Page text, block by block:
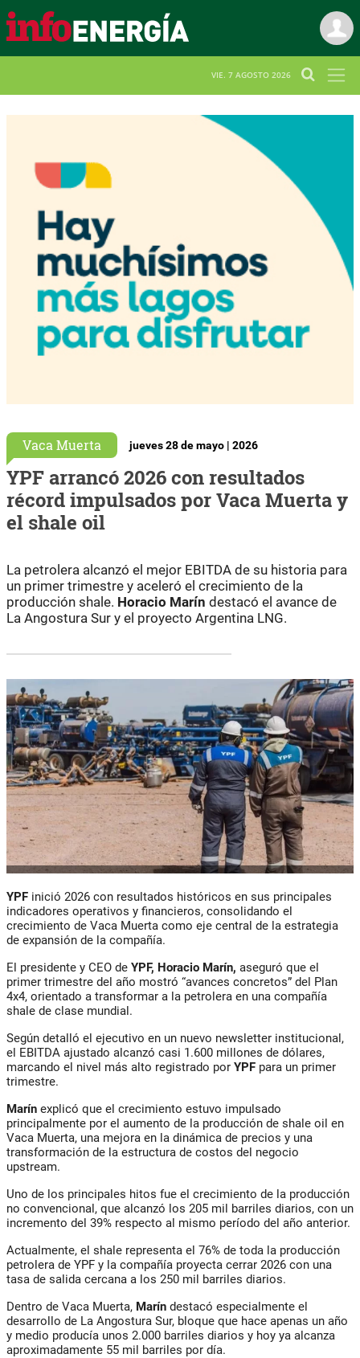
VIE. 7 AGOSTO 2026
Vaca Muerta jueves 28 de mayo | 2026
YPF arrancó 2026 con resultados
récord impulsados por Vaca Muerta y
el shale oil
La petrolera alcanzó el mejor EBITDA de su historia para
un primer trimestre y aceleró el crecimiento de la
producción shale. Horacio Marín destacó el avance de
La Angostura Sur y el proyecto Argentina LNG.
YPF inició 2026 con resultados históricos en sus principales
indicadores operativos y financieros, consolidando el
crecimiento de Vaca Muerta como eje central de la estrategia
de expansión de la compañía.
El presidente y CEO de YPF, Horacio Marín, aseguró que el
primer trimestre del año mostró “avances concretos” del Plan
4x4, orientado a transformar a la petrolera en una compañía
shale de clase mundial.
Según detalló el ejecutivo en un nuevo newsletter institucional,
el EBITDA ajustado alcanzó casi 1.600 millones de dólares,
marcando el nivel más alto registrado por YPF para un primer
trimestre.
Marín explicó que el crecimiento estuvo impulsado
principalmente por el aumento de la producción de shale oil en
Vaca Muerta, una mejora en la dinámica de precios y una
transformación de la estructura de costos del negocio
upstream.
Uno de los principales hitos fue el crecimiento de la producción
no convencional, que alcanzó los 205 mil barriles diarios, con un
incremento del 39% respecto al mismo período del año anterior.
Actualmente, el shale representa el 76% de toda la producción
petrolera de YPF y la compañía proyecta cerrar 2026 con una
tasa de salida cercana a los 250 mil barriles diarios.
Dentro de Vaca Muerta, Marín destacó especialmente el
desarrollo de La Angostura Sur, bloque que hace apenas un año
y medio producía unos 2.000 barriles diarios y hoy ya alcanza
aproximadamente 55 mil barriles por día.